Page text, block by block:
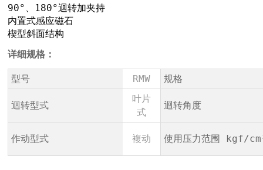
90°、180°迴转加夹持
内置式感应磁石
楔型斜面结构
详细规格：
型号 RMW 规格
迴转型式
叶片
式
迴转角度
作动型式 複动 使用压力范围 kgf/